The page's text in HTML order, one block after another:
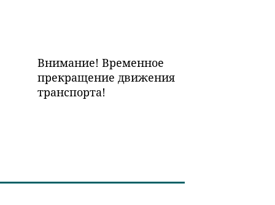
Внимание! Временное
прекращение движения
транспорта!